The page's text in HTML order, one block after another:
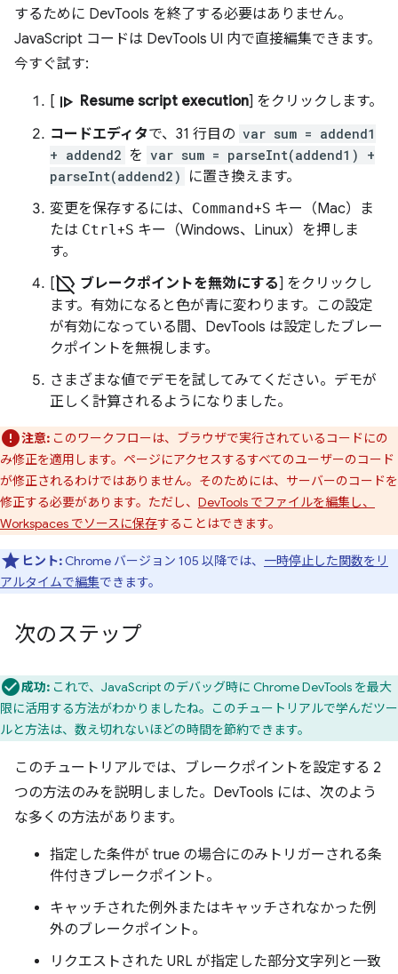
するために DevTools を終了する必要はありません。
JavaScript コードは DevTools UI 内で直接編集できます。
今すぐ試す:
[ resume Resume script execution] をクリックします。
コードエディタで、31 行目の var sum = addend1
+ addend2 を var sum = parseInt(addend1) +
parseInt(addend2)
に置き換えます。
変更を保存するには、 Command+S キー（Mac）ま
たは Ctrl+S キー（Windows、Linux）を押しま
す。
[label_off ブレークポイントを無効にする] をクリックし
ます。有効になると色が青に変わります。この設定
が有効になっている間、DevTools は設定したブレー
クポイントを無視します。
さまざまな値でデモを試してみてください。デモが
正しく計算されるようになりました。
注意: このワークフローは、ブラウザで実行されているコードにの
み修正を適用します。ページにアクセスするすべてのユーザーのコード
が修正されるわけではありません。そのためには、サーバーのコードを
修正する必要があります。ただし、 DevTools でファイルを編集し、
Workspaces でソースに保存することはできます。
ヒント: Chrome バージョン 105 以降では、 一時停止した関数をリ
アルタイムで編集できます。
次のステップ
成功: これで、JavaScript のデバッグ時に Chrome DevTools を最大
限に活用する方法がわかりましたね。このチュートリアルで学んだツー
ルと方法は、数え切れないほどの時間を節約できます。
このチュートリアルでは、ブレークポイントを設定する 2
つの方法のみを説明しました。DevTools には、次のよう
な多くの方法があります。
指定した条件が true の場合にのみトリガーされる条
件付きブレークポイント。
キャッチされた例外またはキャッチされなかった例
外のブレークポイント。
リクエストされた URL が指定した部分文字列と一致